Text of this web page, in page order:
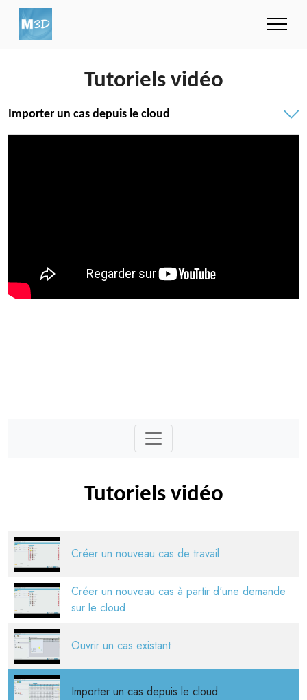
Tutoriels vidéo
Importer un cas depuis le cloud
Tutoriels vidéo
Créer un nouveau cas de travail
Créer un nouveau cas à partir d'une demande
sur le cloud
Ouvrir un cas existant
Importer un cas depuis le cloud